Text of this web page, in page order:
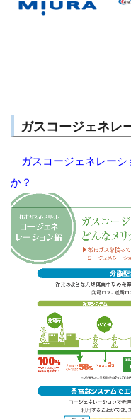
ガスコージェネレ
｜ガスコージェネレー
か？